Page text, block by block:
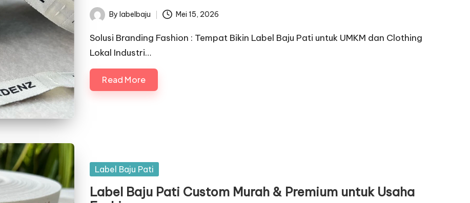
Posted
by
Bylabelbaju Mei 15, 2026
Solusi Branding Fashion : Tempat Bikin Label Baju Pati untuk UMKM dan Clothing
Lokal Industri…
Read More
Posted
Label Baju Pati
Label Baju Pati Custom Murah & Premium untuk Usaha